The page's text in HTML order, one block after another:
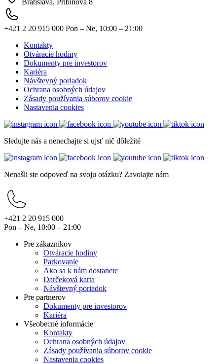
+421 2 20 915 000 Pon – Ne, 10:00 – 21:00
Kontakty
Otváracie hodiny
Dokumenty pre investorov
Kariéra
Návštevný poriadok
Ochrana osobných údajov
Zásady používania súborov cookie
Nastavenia cookies
Sledujte nás a nenechajte si ujsť nič dôležité
Nenašli ste odpoveď na svoju otázku? Zavolajte nám
+421 2 20 915 000
Pon – Ne, 10:00 – 21:00
Pre zákazníkov
Otváracie hodiny
Parkovanie
Ako sa k nám dostanete
Darčeková karta
Návštevný poriadok
Pre partnerov
Dokumenty pre investorov
Kariéra
Všeobecné informácie
Kontakty
Ochrana osobných údajov
Zásady používania súborov cookie
Nastavenia cookies